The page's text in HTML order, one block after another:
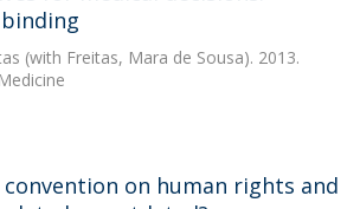
(with Freitas, Mara de Sousa). 2013.
on human rights and